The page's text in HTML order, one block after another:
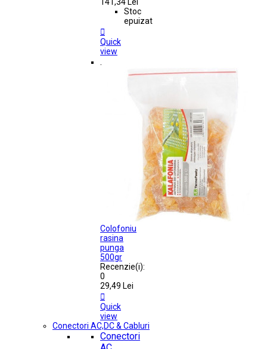
Stoc
epuizat

Quick
view
.
Colofoniu
rasina
punga
500gr
Recenzie(i):
0
29,49 Lei

Quick
view
Conectori AC,DC & Cabluri
Conectori